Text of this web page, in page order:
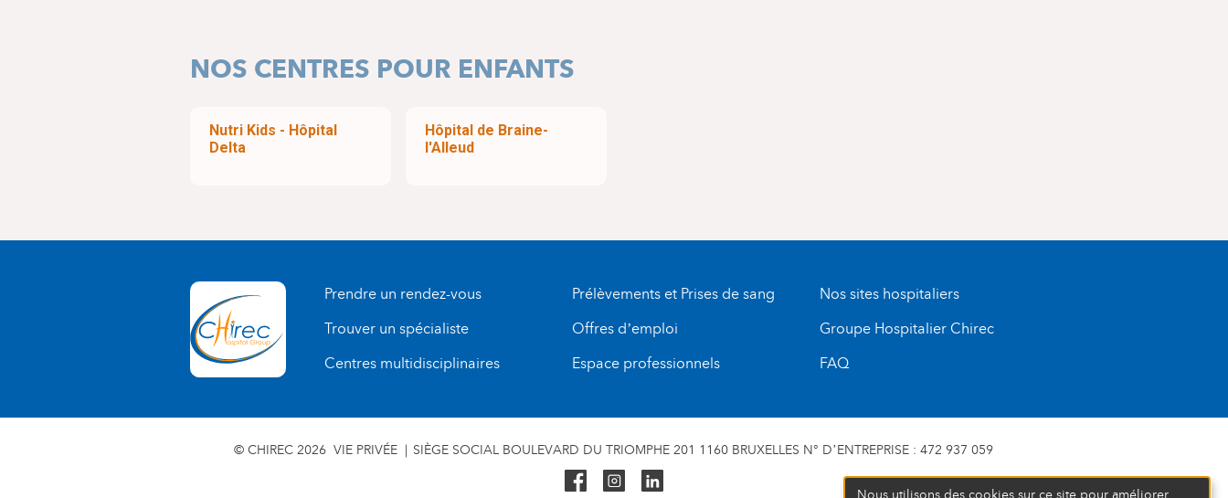
NOS CENTRES POUR ENFANTS
Nutri Kids - Hôpital
Delta
Hôpital de Braine-
l'Alleud
Prendre un rendez-vous
Trouver un spécialiste
Centres multidisciplinaires
Prélèvements et Prises de sang
Offres d’emploi
Espace professionnels
Nos sites hospitaliers
Groupe Hospitalier Chirec
FAQ
© CHIREC 2026 VIE PRIVÉE SIÈGE SOCIAL BOULEVARD DU TRIOMPHE 201 1160 BRUXELLES N° D’ENTREPRISE : 472 937 059
Nous utilisons des cookies sur ce site pour améliorer